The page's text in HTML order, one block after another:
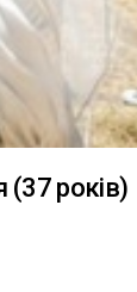
(37 років)